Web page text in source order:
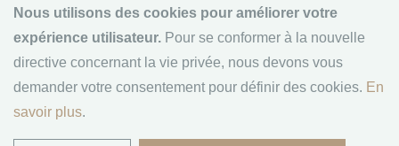
Nous utilisons des cookies pour améliorer votre
expérience utilisateur. Pour se conformer à la nouvelle
directive concernant la vie privée, nous devons vous
demander votre consentement pour définir des cookies. En
savoir plus.
GROUPEMENT NEBOPAN
NOS VALEURS
CONDITIONS GÉNÉRALES DE VENTE
MENTIONS LÉGALES